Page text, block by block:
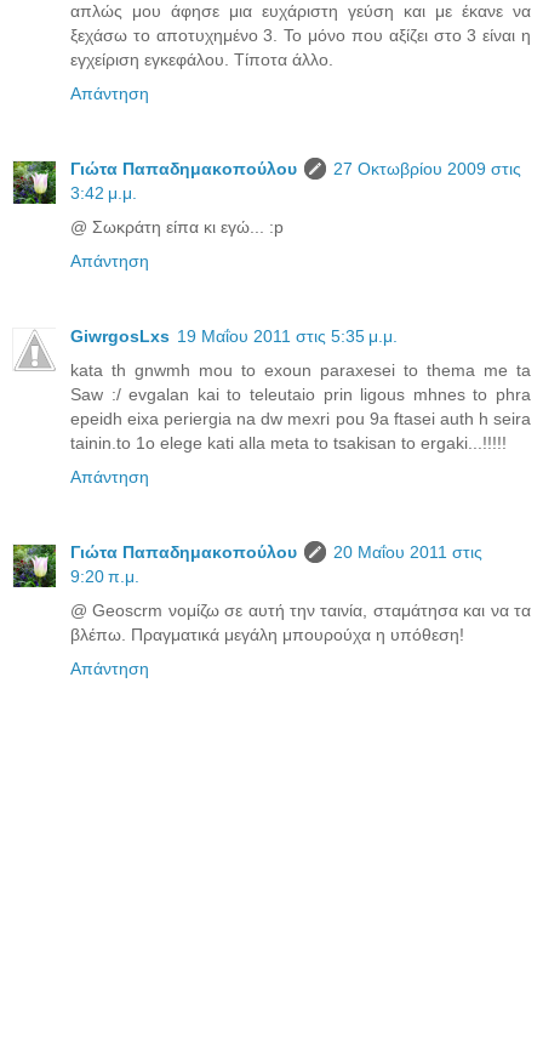
απλώς μου άφησε μια ευχάριστη γεύση και με έκανε να
ξεχάσω το αποτυχημένο 3. Το μόνο που αξίζει στο 3 είναι η
εγχείριση εγκεφάλου. Τίποτα άλλο.
Απάντηση
Γιώτα Παπαδημακοπούλου
27 Οκτωβρίου 2009 στις
3:42 μ.μ.
@ Σωκράτη είπα κι εγώ... :p
Απάντηση
GiwrgosLxs 19 Μαΐου 2011 στις 5:35 μ.μ.
kata th gnwmh mou to exoun paraxesei to thema me ta
Saw :/ evgalan kai to teleutaio prin ligous mhnes to phra
epeidh eixa periergia na dw mexri pou 9a ftasei auth h seira
tainin.to 1o elege kati alla meta to tsakisan to ergaki...!!!!!
Απάντηση
Γιώτα Παπαδημακοπούλου
20 Μαΐου 2011 στις
9:20 π.μ.
@ Geoscrm νομίζω σε αυτή την ταινία, σταμάτησα και να τα
βλέπω. Πραγματικά μεγάλη μπουρούχα η υπόθεση!
Απάντηση